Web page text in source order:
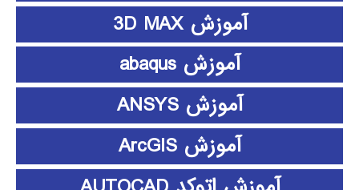
آموزش 3D MAX
آموزش abaqus
آموزش ANSYS
آموزش ArcGIS